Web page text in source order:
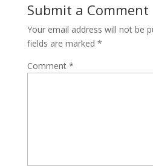
Submit a Comment
Your email address will not be
fields are marked *
Comment *